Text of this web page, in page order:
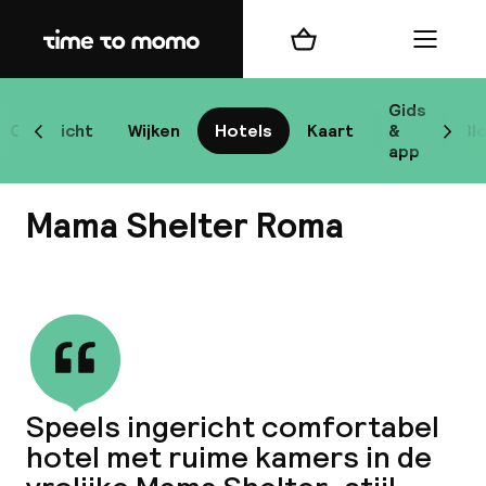
Home
Overzicht Wijken Hotels Kaart
Gids
&
app
Scroll naar links
Winkelmand Menu
Mama Shelter Roma
Speels ingericht comfortabel
hotel met ruime kamers in de